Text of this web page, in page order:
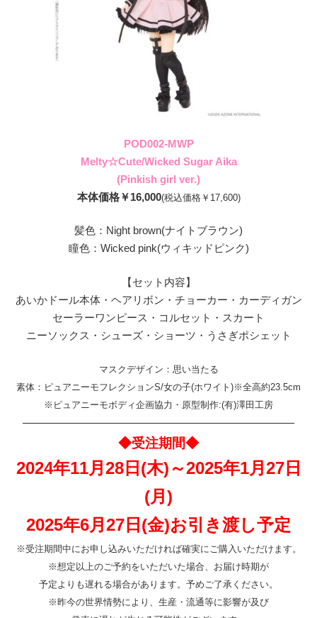
POD002-MWP
Melty☆Cute/Wicked Sugar Aika
(Pinkish girl ver.)
本体価格￥16,000(税込価格￥17,600)
髪色：Night brown(ナイトブラウン)
瞳色：Wicked pink(ウィキッドピンク)
【セット内容】
あいかドール本体・ヘアリボン・チョーカー・カーディガン
セーラーワンピース・コルセット・スカート
ニーソックス・シューズ・ショーツ・うさぎポシェット
マスクデザイン：思い当たる
素体：ピュアニーモフレクションS/女の子(ホワイト)※全高約23.5cm
※ピュアニーモボディ企画協力・原型制作:(有)澤田工房
————————————————————————
◆受注期間◆
2024年11月28日(木)～2025年1月27日
(月)
2025年6月27日(金)お引き渡し予定
※受注期間中にお申し込みいただければ確実にご購入いただけます。
※想定以上のご予約をいただいた場合、お届け時期が
予定よりも遅れる場合があります。予めご了承ください。
※昨今の世界情勢により、生産・流通等に影響が及び